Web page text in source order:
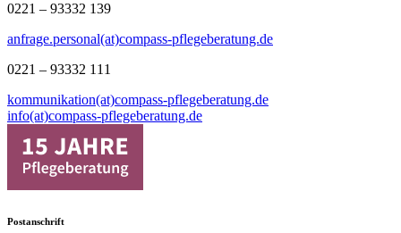
0221 – 93332 139
anfrage.personal(at)compass-pflegeberatung.de
0221 – 93332 111
kommunikation(at)compass-pflegeberatung.de
info(at)compass-pflegeberatung.de
Postanschrift